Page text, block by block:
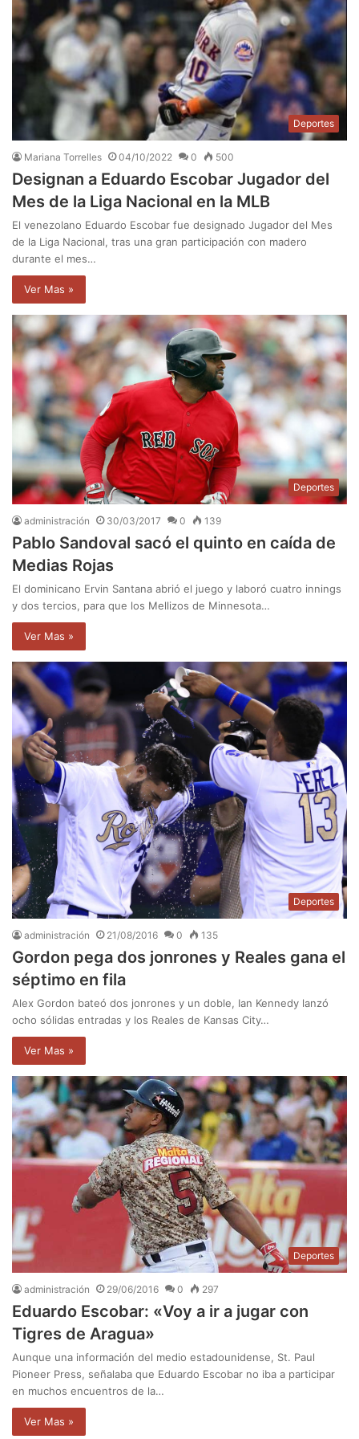
Deportes
Mariana Torrelles 04/10/2022 0 500
Designan a Eduardo Escobar Jugador del
Mes de la Liga Nacional en la MLB
El venezolano Eduardo Escobar fue designado Jugador del Mes
de la Liga Nacional, tras una gran participación con madero
durante el mes…
Ver Mas »
Deportes
administración 30/03/2017 0 139
Pablo Sandoval sacó el quinto en caída de
Medias Rojas
El dominicano Ervin Santana abrió el juego y laboró cuatro innings
y dos tercios, para que los Mellizos de Minnesota…
Ver Mas »
Deportes
administración 21/08/2016 0 135
Gordon pega dos jonrones y Reales gana el
séptimo en fila
Alex Gordon bateó dos jonrones y un doble, Ian Kennedy lanzó
ocho sólidas entradas y los Reales de Kansas City…
Ver Mas »
Deportes
administración 29/06/2016 0 297
Eduardo Escobar: «Voy a ir a jugar con
Tigres de Aragua»
Aunque una información del medio estadounidense, St. Paul
Pioneer Press, señalaba que Eduardo Escobar no iba a participar
en muchos encuentros de la…
Ver Mas »